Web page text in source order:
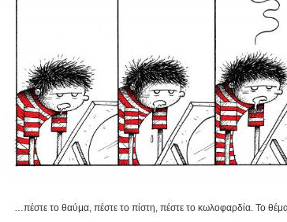
…πέστε το θαύμα, πέστε το πίστη, πέστε το κωλοφαρδία. Το θέμα